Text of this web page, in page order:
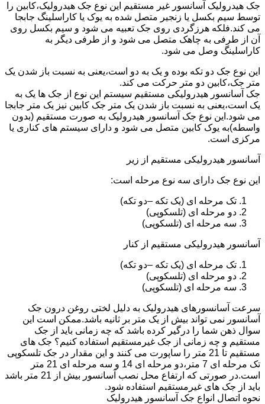
جک هیدرولیک آسانسور غیر مستقیم این نوع جک هیدرولیک،کابین را
توسط سیم بکسل یا زنجیر متصل شده به یوک یا کاراسلینگ جابجا
می کند.فلکه هرزگردی روی جک تعبیه می شود و سیم بکسل روی
آن از طرفی به چاهک متصل می شود و از طرفی دیگر به
کاراسلینگ وصل می شود.
این نوع جک دو تکه بوده و یک به دو است،یعنی به نسبت باز شدن یک
متر جک،کابین دو متر حرکت می کند.
جک آسانسور هیدرولیکی مستقیم سیستم این نوع از جک ها یک به
یک است،یعنی به نسبت باز شدن یک متر جک کابین نیز یک متر جابجا
می شود.این نوع جک آسانسور هیدرولیک به صورت مستقیم (بدون
واسطه)به یوک کابین متصل می شود و دارای سیستم های کناری یا
مرکزی است.
آسانسور هیدرولیکی مستقیم از زیر
این نوع جک دارای سه نوع مرحله است:
تک مرحله ای (یک تکه –دو تکه)
دو مرحله ای (تلسکوپی)
سه مرحله ای (تلسکوپی)
آسانسور هیدرولیکی مستقیم از کنار
تک مرحله ای (یک تکه –دو تکه)
دو مرحله ای (تلسکوپی)
سه مرحله ای (تلسکوپی)
سرعت آسانسورهای هیدرولیک به دلیل لختی روغن درون جک
آسانسور نمی تواند بیش از یک متر بر ثانیه باشد.ممکن است این
سوال ذهن شما را درگیر کرده باشد که چه زمانی باید از جک
مستقیم و چه زمانی از جک غیرمستقیم استفاده کنیم؟ جک های
مستقیم تا 21 متر را ساپورت می کنند و این مقدار در جک تلسکوپی
تک مرحله ای 7 متر،دو مرحله ای 14 و سه مرحله ای 21 متر
است.در صورتی که ارتفاع محل نصب آسانسور بیش از 21 متر باشد
باید از جک های غیرمستقیم استفاده شود.
نحوه اتصال انواع جک آسانسور هیدرولیک